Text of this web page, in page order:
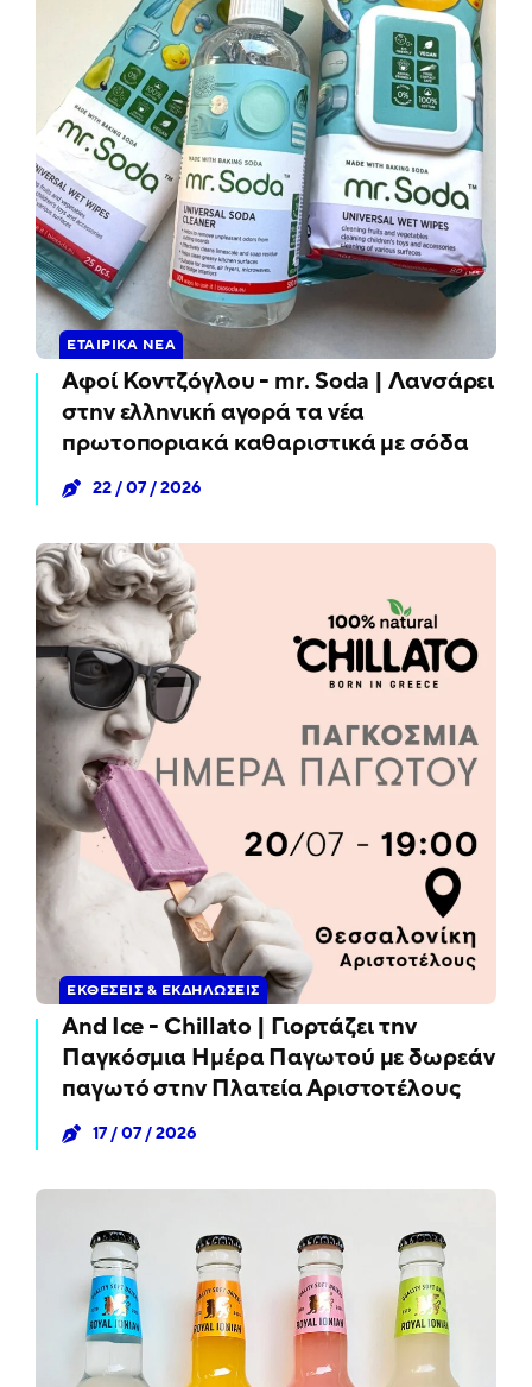
ΕΤΑΙΡΙΚΆ ΝΈΑ
Αφοί Κοντζόγλου - mr. Soda | Λανσάρει
στην ελληνική αγορά τα νέα
πρωτοποριακά καθαριστικά με σόδα
22 / 07 / 2026
ΕΚΘΈΣΕΙΣ & ΕΚΔΗΛΏΣΕΙΣ
And Ice - Chillato | Γιορτάζει την
Παγκόσμια Ημέρα Παγωτού με δωρεάν
παγωτό στην Πλατεία Αριστοτέλους
17 / 07 / 2026